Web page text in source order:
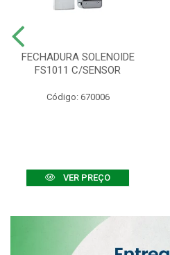
FECHADURA SOLENOIDE
FS1011 C/SENSOR
Código: 670006
VER PREÇO